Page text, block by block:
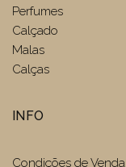
Perfumes
Calçado
Malas
Calças
INFO
Condições de Venda